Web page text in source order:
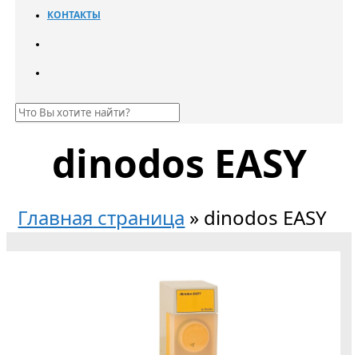
КОНТАКТЫ
dinodos EASY
Главная страница » dinodos EASY